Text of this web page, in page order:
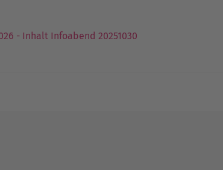
- Inhalt Infoabend 20251030